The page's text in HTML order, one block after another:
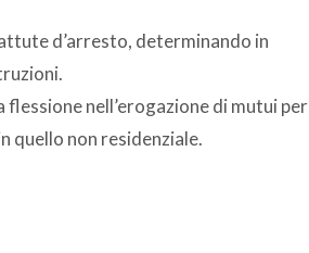
d’arresto, determinando in
nell’erogazione di mutui per
quello non residenziale.